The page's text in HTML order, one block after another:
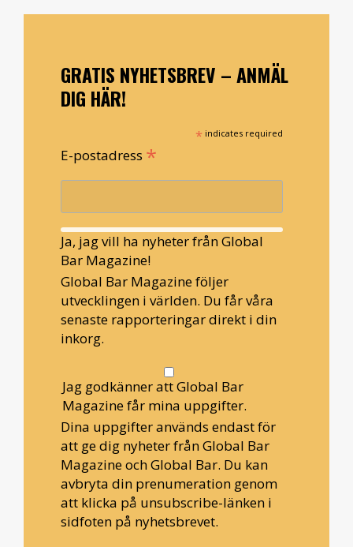
GRATIS NYHETSBREV – ANMÄL
DIG HÄR!
* indicates required
E-postadress *
Ja, jag vill ha nyheter från Global
Bar Magazine!
Global Bar Magazine följer
utvecklingen i världen. Du får våra
senaste rapporteringar direkt i din
inkorg.
Jag godkänner att Global Bar
Magazine får mina uppgifter.
Dina uppgifter används endast för
att ge dig nyheter från Global Bar
Magazine och Global Bar. Du kan
avbryta din prenumeration genom
att klicka på unsubscribe-länken i
sidfoten på nyhetsbrevet.